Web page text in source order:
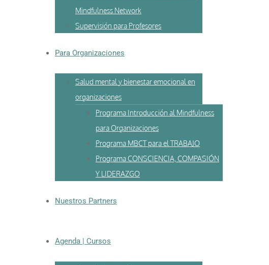
Mindfulness Network
Supervisión para Profesores
Para Organizaciones
Salud mental y bienestar emocional en
organizaciones
Programa Introducción al Mindfulness
para Organizaciones
Programa MBCT para el TRABAJO
Programa CONSCIENCIA, COMPASIÓN
Y LIDERAZGO
Nuestros Partners
Agenda | Cursos